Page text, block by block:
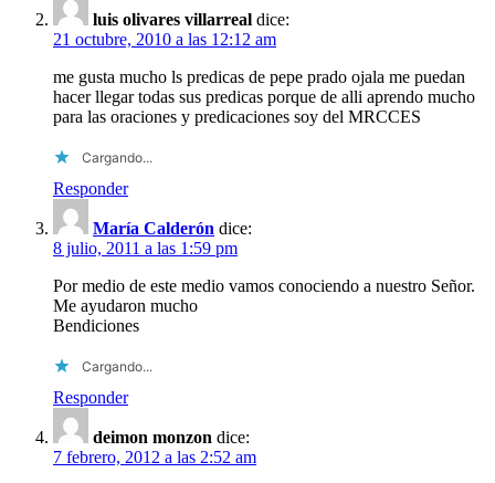
luis olivares villarreal dice:
21 octubre, 2010 a las 12:12 am
me gusta mucho ls predicas de pepe prado ojala me puedan
hacer llegar todas sus predicas porque de alli aprendo mucho
para las oraciones y predicaciones soy del MRCCES
Cargando...
Responder
María Calderón dice:
8 julio, 2011 a las 1:59 pm
Por medio de este medio vamos conociendo a nuestro Señor.
Me ayudaron mucho
Bendiciones
Cargando...
Responder
deimon monzon dice:
7 febrero, 2012 a las 2:52 am